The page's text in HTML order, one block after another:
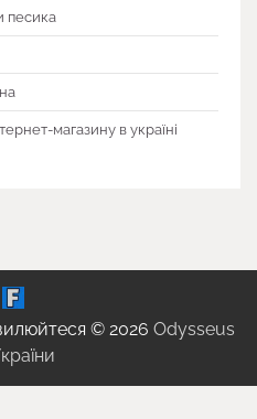
песика
магазину в україні
© 2026 Odysseus